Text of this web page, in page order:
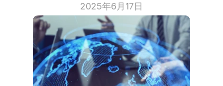
2025年6月17日